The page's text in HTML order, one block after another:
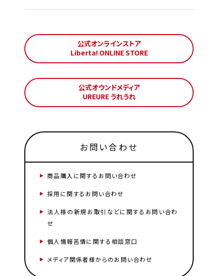
公式オンラインストア
Liberta! ONLINE STORE
公式オウンドメディア
UREURE うれうれ
お問い合わせ
商品購入に関するお問い合わせ
採用に関するお問い合わせ
法人様の新規お取引などに関するお問い合わ
せ
個人情報苦情に関する相談窓口
メディア関係者様からのお問い合わせ